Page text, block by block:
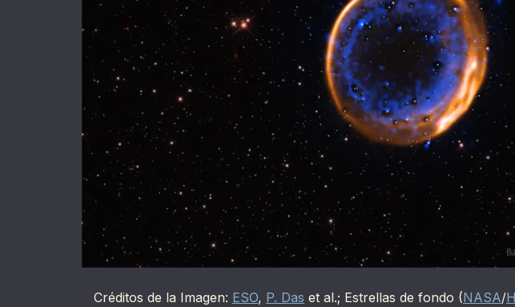
Créditos de la Imagen: ESO, P. Das et al.; Estrellas de fondo (NASA/